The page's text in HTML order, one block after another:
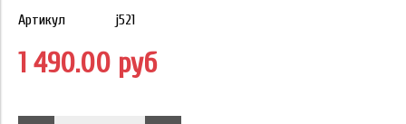
Артикул j521
1 490.00 руб